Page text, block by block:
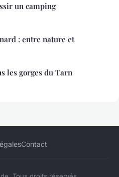
un camping
: entre nature et
les gorges du Tarn
Contact